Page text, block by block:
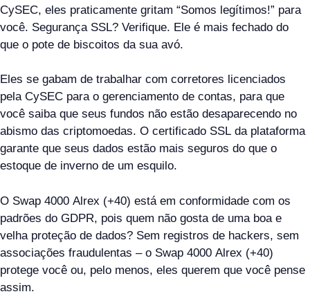
CySEC, eles praticamente gritam “Somos legítimos!” para
você. Segurança SSL? Verifique. Ele é mais fechado do
que o pote de biscoitos da sua avó.
Eles se gabam de trabalhar com corretores licenciados
pela CySEC para o gerenciamento de contas, para que
você saiba que seus fundos não estão desaparecendo no
abismo das criptomoedas. O certificado SSL da plataforma
garante que seus dados estão mais seguros do que o
estoque de inverno de um esquilo.
O Swap 4000 Alrex (+40) está em conformidade com os
padrões do GDPR, pois quem não gosta de uma boa e
velha proteção de dados? Sem registros de hackers, sem
associações fraudulentas – o Swap 4000 Alrex (+40)
protege você ou, pelo menos, eles querem que você pense
assim.